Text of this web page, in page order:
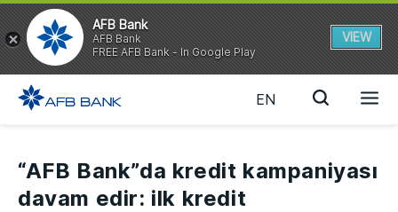
EN
“AFB Bank”da kredit kampaniyası
davam edir: ilk kredit
AFB Bank
AFB Bank
FREE AFB Bank - In Google Play
VIEW